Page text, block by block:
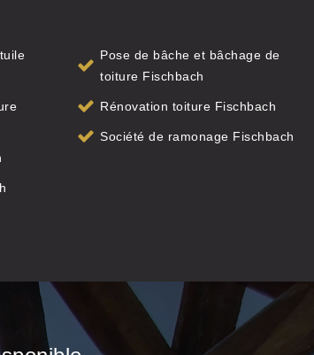
Pose de bâche et bâchage de
toiture Fischbach
Rénovation toiture Fischbach
Société de ramonage Fischbach